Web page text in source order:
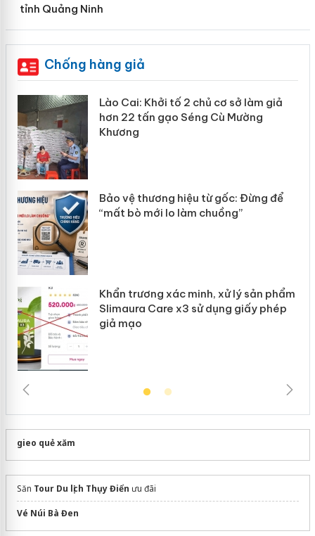
tỉnh Quảng Ninh
Chống hàng giả
Lào Cai: Khởi tố 2 chủ cơ sở làm giả
hơn 22 tấn gạo Séng Cù Mường
Khương
Bảo vệ thương hiệu từ gốc: Đừng để
“mất bò mới lo làm chuồng”
Khẩn trương xác minh, xử lý sản phẩm
Slimaura Care x3 sử dụng giấy phép
giả mạo
gieo quẻ xăm
Săn Tour Du lịch Thụy Điển ưu đãi
Vé Núi Bà Đen